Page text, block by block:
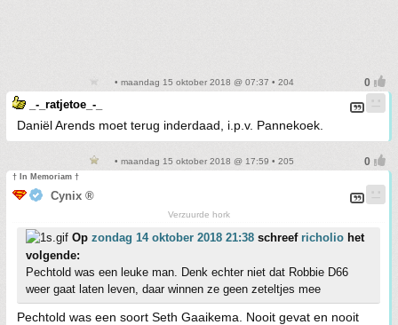
• maandag 15 oktober 2018 @ 07:37 • 204
_-_ratjetoe_-_
Daniël Arends moet terug inderdaad, i.p.v. Pannekoek.
• maandag 15 oktober 2018 @ 17:59 • 205
† In Memoriam †
Cynix ®
Verzuurde hork
Op zondag 14 oktober 2018 21:38 schreef richolio het
volgende:
Pechtold was een leuke man. Denk echter niet dat Robbie D66
weer gaat laten leven, daar winnen ze geen zeteltjes mee
Pechtold was een soort Seth Gaaikema. Nooit gevat en nooit